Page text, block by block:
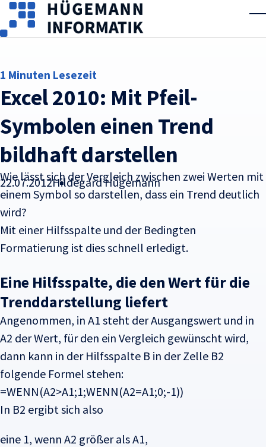
Skip to main content
1 Minuten Lesezeit
Excel 2010: Mit Pfeil-
Symbolen einen Trend
bildhaft darstellen
22.07.2012Hildegard Hügemann
Wie lässt sich der Vergleich zwischen zwei Werten mit
einem Symbol so darstellen, dass ein Trend deutlich
wird?
Mit einer Hilfsspalte und der Bedingten
Formatierung ist dies schnell erledigt.
Eine Hilfsspalte, die den Wert für die
Trenddarstellung liefert
Angenommen, in A1 steht der Ausgangswert und in
A2 der Wert, für den ein Vergleich gewünscht wird,
dann kann in der Hilfsspalte B in der Zelle B2
folgende Formel stehen:
=WENN(A2>A1;1;WENN(A2=A1;0;-1))
In B2 ergibt sich also
eine 1, wenn A2 größer als A1,